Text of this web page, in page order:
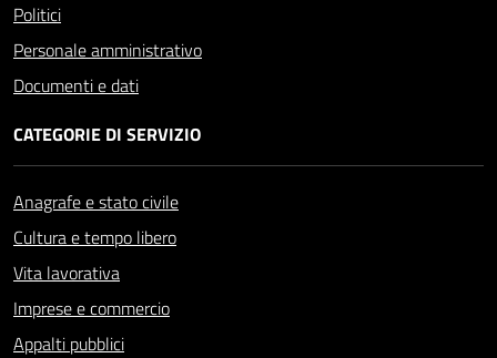
Politici
Personale amministrativo
Documenti e dati
CATEGORIE DI SERVIZIO
Anagrafe e stato civile
Cultura e tempo libero
Vita lavorativa
Imprese e commercio
Appalti pubblici